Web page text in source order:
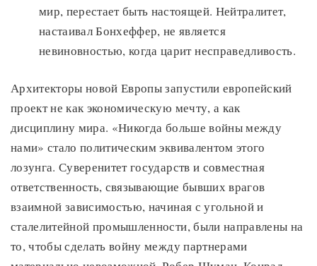
мир, перестает быть настоящей. Нейтралитет,
настаивал Бонхеффер, не является
невиновностью, когда царит несправедливость.
Архитекторы новой Европы запустили европейский
проект не как экономическую мечту, а как
дисциплину мира. «Никогда больше войны между
нами» стало политическим эквивалентом этого
лозунга. Суверенитет государств и совместная
ответственность, связывающие бывших врагов
взаимной зависимостью, начиная с угольной и
сталелитейной промышленности, были направлены на
то, чтобы сделать войну между партнерами